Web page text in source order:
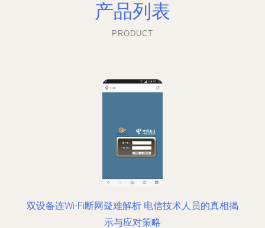
产品列表
PRODUCT
双设备连Wi-Fi断网疑难解析 电信技术人员的真相揭
示与应对策略